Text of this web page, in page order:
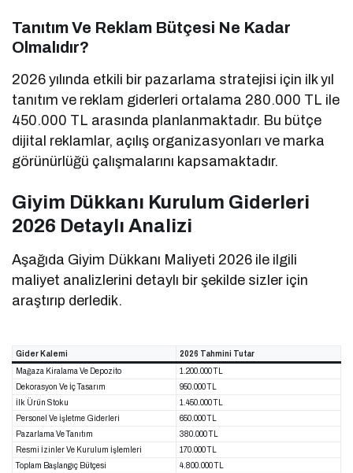
Tanıtım Ve Reklam Bütçesi Ne Kadar
Olmalıdır?
2026 yılında etkili bir pazarlama stratejisi için ilk yıl
tanıtım ve reklam giderleri ortalama 280.000 TL ile
450.000 TL arasında planlanmaktadır. Bu bütçe
dijital reklamlar, açılış organizasyonları ve marka
görünürlüğü çalışmalarını kapsamaktadır.
Giyim Dükkanı Kurulum Giderleri
2026 Detaylı Analizi
Aşağıda Giyim Dükkanı Maliyeti 2026 ile ilgili
maliyet analizlerini detaylı bir şekilde sizler için
araştırıp derledik.
Gider Kalemi
2026 Tahmini Tutar
Mağaza Kiralama Ve Depozito
1.200.000 TL
Dekorasyon Ve İç Tasarım
950.000 TL
İlk Ürün Stoku
1.450.000 TL
Personel Ve İşletme Giderleri
650.000 TL
Pazarlama Ve Tanıtım
380.000 TL
Resmi İzinler Ve Kurulum İşlemleri
170.000 TL
Toplam Başlangıç Bütçesi
4.800.000 TL